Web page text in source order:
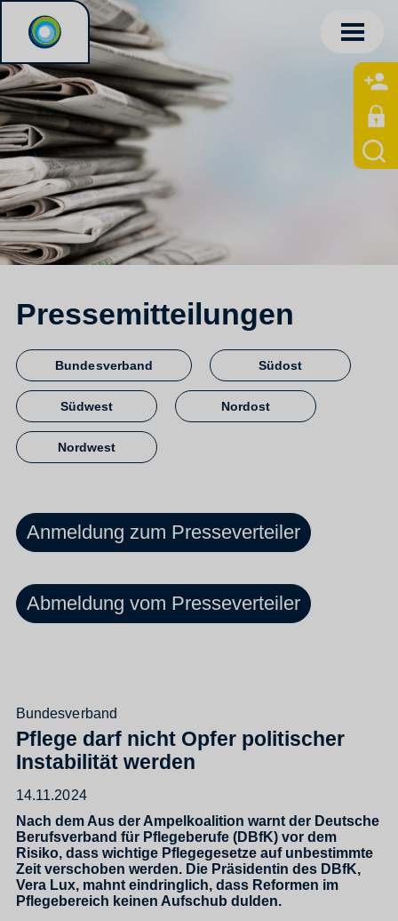
Pressemitteilungen
Bundesverband Südost
Südwest Nordost
Nordwest
Anmeldung zum Presseverteiler
Abmeldung vom Presseverteiler
Bundesverband
Pflege darf nicht Opfer politischer
Instabilität werden
14.11.2024
Nach dem Aus der Ampelkoalition warnt der Deutsche
Berufsverband für Pflegeberufe (DBfK) vor dem
Risiko, dass wichtige Pflegegesetze auf unbestimmte
Zeit verschoben werden. Die Präsidentin des DBfK,
Vera Lux, mahnt eindringlich, dass Reformen im
Pflegebereich keinen Aufschub dulden.